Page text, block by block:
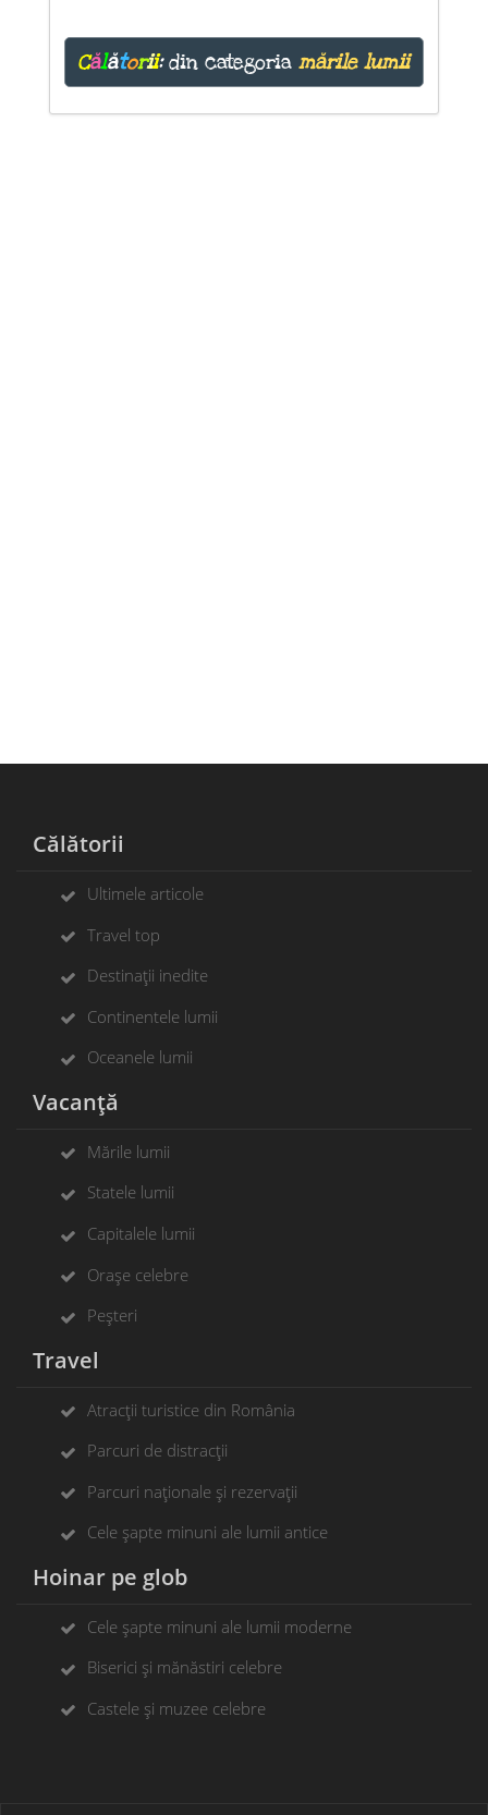
Călătorii:din categoriamările lumii
Călătorii
Ultimele articole
Travel top
Destinații inedite
Continentele lumii
Oceanele lumii
Vacanță
Mările lumii
Statele lumii
Capitalele lumii
Orașe celebre
Peșteri
Travel
Atracții turistice din România
Parcuri de distracții
Parcuri naționale și rezervații
Cele șapte minuni ale lumii antice
Hoinar pe glob
Cele șapte minuni ale lumii moderne
Biserici și mănăstiri celebre
Castele și muzee celebre